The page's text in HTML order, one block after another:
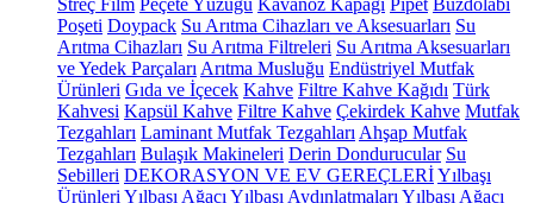
Streç Film Peçete Yüzüğü Kavanoz Kapağı Pipet Buzdolabı
Poşeti Doypack Su Arıtma Cihazları ve Aksesuarları Su
Arıtma Cihazları Su Arıtma Filtreleri Su Arıtma Aksesuarları
ve Yedek Parçaları Arıtma Musluğu Endüstriyel Mutfak
Ürünleri Gıda ve İçecek Kahve Filtre Kahve Kağıdı Türk
Kahvesi Kapsül Kahve Filtre Kahve Çekirdek Kahve Mutfak
Tezgahları Laminant Mutfak Tezgahları Ahşap Mutfak
Tezgahları Bulaşık Makineleri Derin Dondurucular Su
Sebilleri DEKORASYON VE EV GEREÇLERİYılbaşı
Ürünleri Yılbaşı Ağacı Yılbaşı Aydınlatmaları Yılbaşı Ağacı